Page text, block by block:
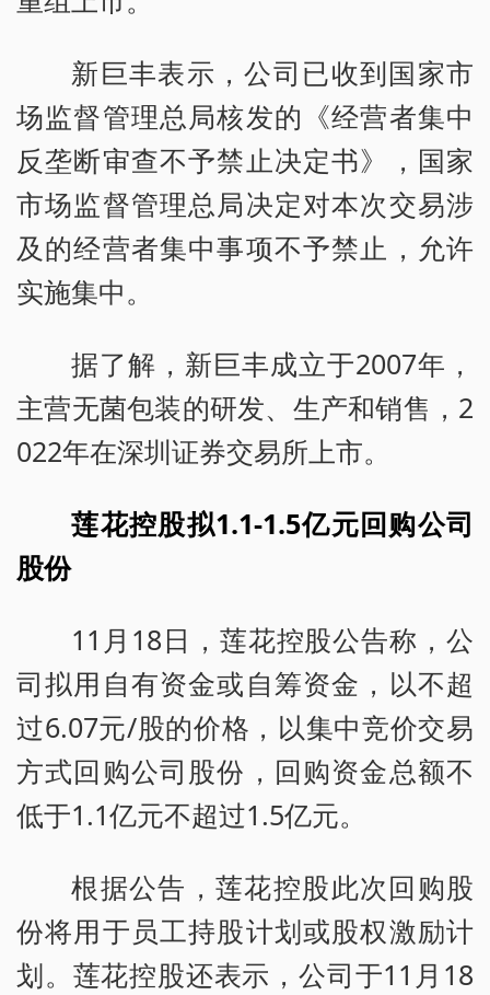
新巨丰表示，公司已收到国家市
场监督管理总局核发的《经营者集中
反垄断审查不予禁止决定书》，国家
市场监督管理总局决定对本次交易涉
及的经营者集中事项不予禁止，允许
实施集中。
据了解，新巨丰成立于2007年，
主营无菌包装的研发、生产和销售，2
022年在深圳证券交易所上市。
莲花控股拟1.1-1.5亿元回购公司
股份
11月18日，莲花控股公告称，公
司拟用自有资金或自筹资金，以不超
过6.07元/股的价格，以集中竞价交易
方式回购公司股份，回购资金总额不
低于1.1亿元不超过1.5亿元。
根据公告，莲花控股此次回购股
份将用于员工持股计划或股权激励计
划。莲花控股还表示，公司于11月18